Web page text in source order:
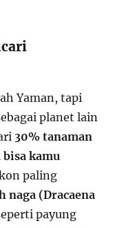
Yaman, tapi
planet lain
30% tanaman
kamu
paling
naga (Dracaena
payung